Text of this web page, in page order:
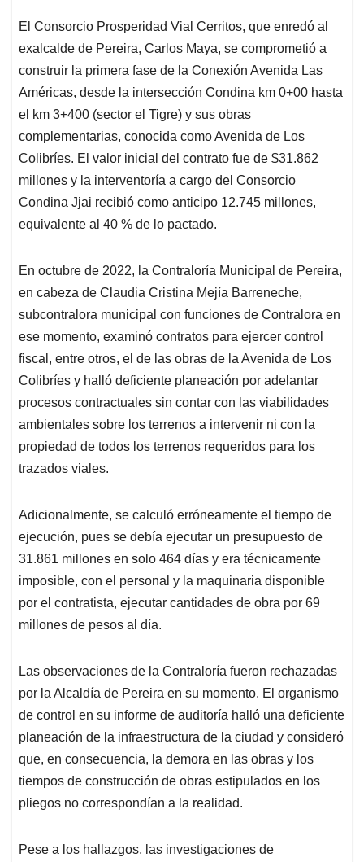
El Consorcio Prosperidad Vial Cerritos, que enredó al
exalcalde de Pereira, Carlos Maya, se comprometió a
construir la primera fase de la Conexión Avenida Las
Américas, desde la intersección Condina km 0+00 hasta
el km 3+400 (sector el Tigre) y sus obras
complementarias, conocida como Avenida de Los
Colibríes. El valor inicial del contrato fue de $31.862
millones y la interventoría a cargo del Consorcio
Condina Jjai recibió como anticipo 12.745 millones,
equivalente al 40 % de lo pactado.
En octubre de 2022, la Contraloría Municipal de Pereira,
en cabeza de Claudia Cristina Mejía Barreneche,
subcontralora municipal con funciones de Contralora en
ese momento, examinó contratos para ejercer control
fiscal, entre otros, el de las obras de la Avenida de Los
Colibríes y halló deficiente planeación por adelantar
procesos contractuales sin contar con las viabilidades
ambientales sobre los terrenos a intervenir ni con la
propiedad de todos los terrenos requeridos para los
trazados viales.
Adicionalmente, se calculó erróneamente el tiempo de
ejecución, pues se debía ejecutar un presupuesto de
31.861 millones en solo 464 días y era técnicamente
imposible, con el personal y la maquinaria disponible
por el contratista, ejecutar cantidades de obra por 69
millones de pesos al día.
Las observaciones de la Contraloría fueron rechazadas
por la Alcaldía de Pereira en su momento. El organismo
de control en su informe de auditoría halló una deficiente
planeación de la infraestructura de la ciudad y consideró
que, en consecuencia, la demora en las obras y los
tiempos de construcción de obras estipulados en los
pliegos no correspondían a la realidad.
Pese a los hallazgos, las investigaciones de